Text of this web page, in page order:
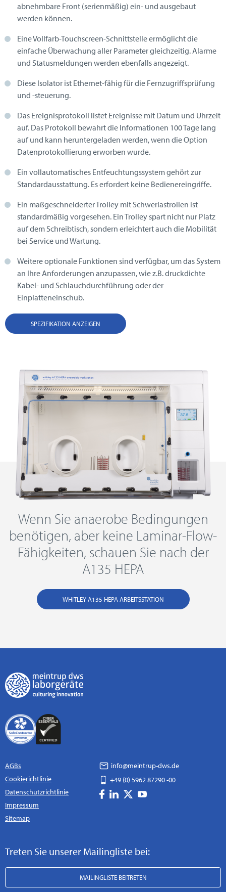
abnehmbare Front (serienmäßig) ein- und ausgebaut
werden können.
Eine Vollfarb-Touchscreen-Schnittstelle ermöglicht die
einfache Überwachung aller Parameter gleichzeitig. Alarme
und Statusmeldungen werden ebenfalls angezeigt.
Diese Isolator ist Ethernet-fähig für die Fernzugriffsprüfung
und -steuerung.
Das Ereignisprotokoll listet Ereignisse mit Datum und Uhrzeit
auf. Das Protokoll bewahrt die Informationen 100 Tage lang
auf und kann heruntergeladen werden, wenn die Option
Datenprotokollierung erworben wurde.
Ein vollautomatisches Entfeuchtungssystem gehört zur
Standardausstattung. Es erfordert keine Bedienereingriffe.
Ein maßgeschneiderter Trolley mit Schwerlastrollen ist
standardmäßig vorgesehen. Ein Trolley spart nicht nur Platz
auf dem Schreibtisch, sondern erleichtert auch die Mobilität
bei Service und Wartung.
Weitere optionale Funktionen sind verfügbar, um das System
an Ihre Anforderungen anzupassen, wie z.B. druckdichte
Kabel- und Schlauchdurchführung oder der
Einplatteneinschub.
SPEZIFIKATION ANZEIGEN
Wenn Sie anaerobe Bedingungen
benötigen, aber keine Laminar-Flow-
Fähigkeiten, schauen Sie nach der
A135 HEPA
WHITLEY A135 HEPA ARBEITSSTATION
AGBs
Cookierichtlinie
Datenschutzrichtlinie
Impressum
Sitemap
info@meintrup-dws.de
+49 (0) 5962 87290 -00
Treten Sie unserer Mailingliste bei:
MAILINGLISTE BEITRETEN